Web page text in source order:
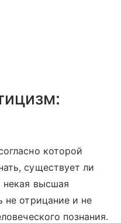
которой
существует ли
некая высшая
не отрицание и не
познания.